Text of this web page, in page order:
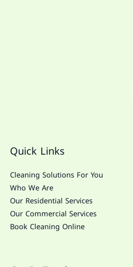
Quick Links
Cleaning Solutions For You
Who We Are
Our Residential Services
Our Commercial Services
Book Cleaning Online